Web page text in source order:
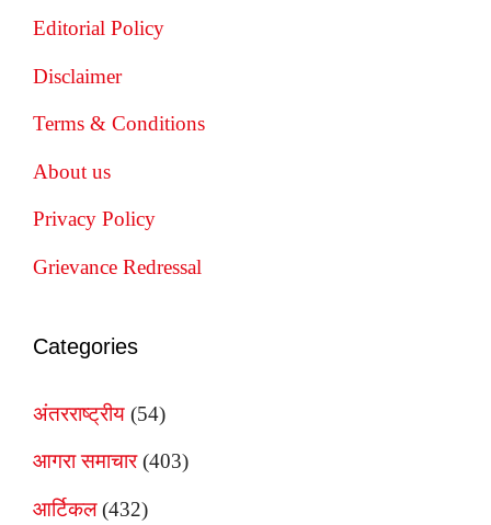
Editorial Policy
Disclaimer
Terms & Conditions
About us
Privacy Policy
Grievance Redressal
Categories
अंतरराष्ट्रीय (54)
आगरा समाचार(403)
आर्टिकल(432)